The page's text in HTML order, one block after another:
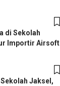
di Sekolah
Importir Airsoft
Jaksel,